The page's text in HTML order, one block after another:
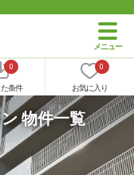
0
条件
0
お気に入り
物件一覧